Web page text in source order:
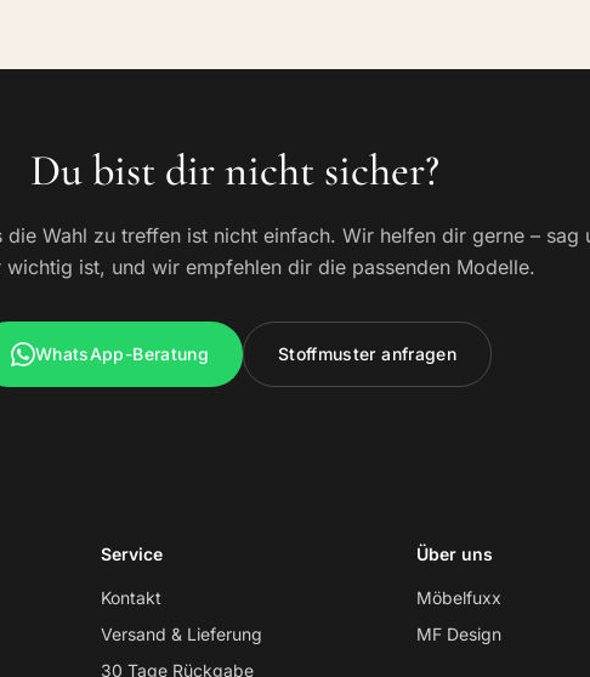
Du bist dir nicht sicher?
die Wahl zu treffen ist nicht einfach. Wir helfen dir gerne – sag
wichtig ist, und wir empfehlen dir die passenden Modelle.
WhatsApp-Beratung Stoffmuster anfragen
Service
Kontakt
Versand & Lieferung
30 Tage Rückgabe
Über uns
Möbelfuxx
MF Design